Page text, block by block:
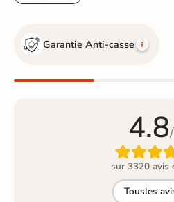
Garantie Anti-casse
4.8
sur 3320 avis
Tousles